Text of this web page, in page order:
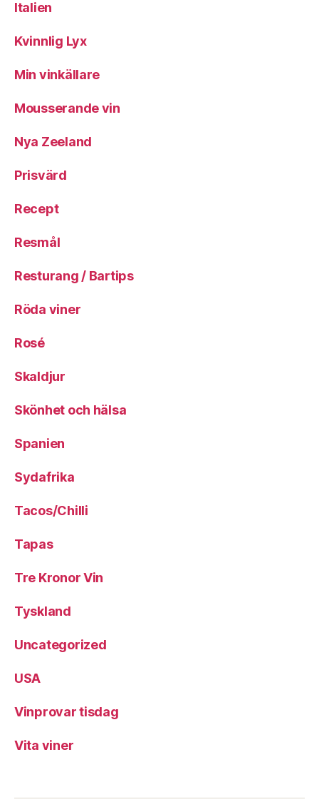
Italien
Kvinnlig Lyx
Min vinkällare
Mousserande vin
Nya Zeeland
Prisvärd
Recept
Resmål
Resturang / Bartips
Röda viner
Rosé
Skaldjur
Skönhet och hälsa
Spanien
Sydafrika
Tacos/Chilli
Tapas
Tre Kronor Vin
Tyskland
Uncategorized
USA
Vinprovar tisdag
Vita viner